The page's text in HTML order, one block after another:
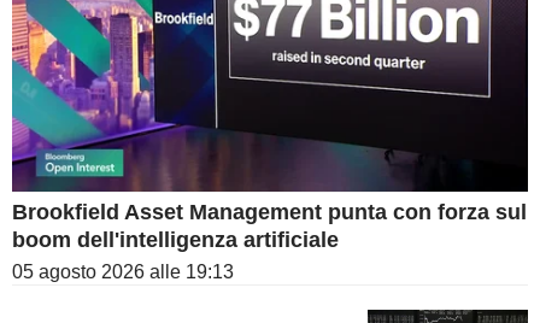
Brookfield Asset Management punta con forza sul
boom dell'intelligenza artificiale
05 agosto 2026 alle 19:13